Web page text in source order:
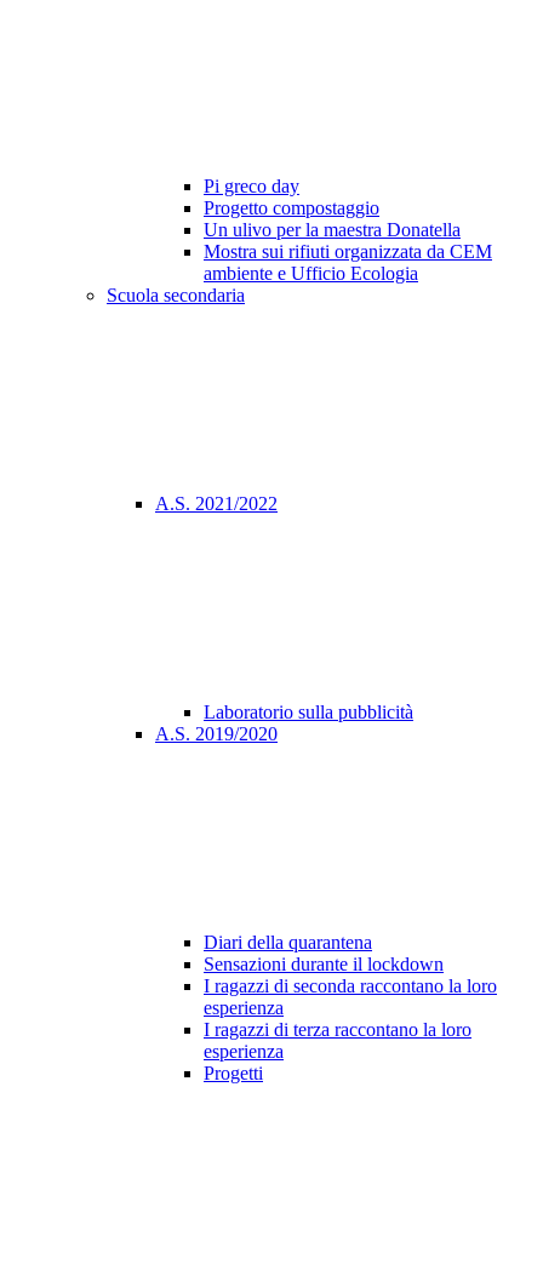
Pi greco day
Progetto compostaggio
Un ulivo per la maestra Donatella
Mostra sui rifiuti organizzata da CEM
ambiente e Ufficio Ecologia
Scuola secondaria
A.S. 2021/2022
Laboratorio sulla pubblicità
A.S. 2019/2020
Diari della quarantena
Sensazioni durante il lockdown
I ragazzi di seconda raccontano la loro
esperienza
I ragazzi di terza raccontano la loro
esperienza
Progetti